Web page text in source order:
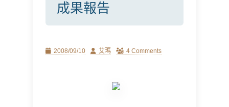
成果報告
Posted
2008/09/10 Author
艾瑪 4 Comments